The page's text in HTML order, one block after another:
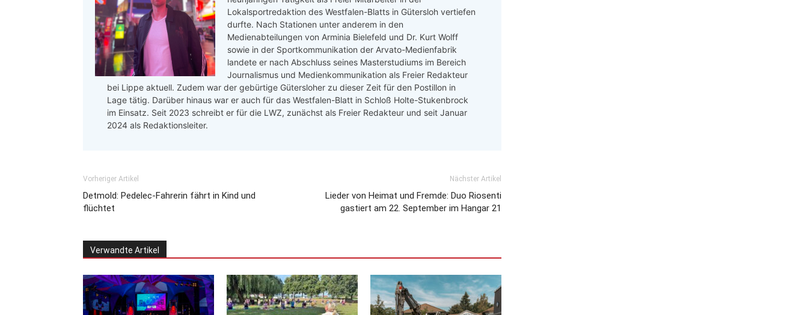
Lokalsportredaktion des Westfalen-Blatts in Gütersloh vertiefen
durfte. Nach Stationen unter anderem in den
Medienabteilungen von Arminia Bielefeld und Dr. Kurt Wolff
sowie in der Sportkommunikation der Arvato-Medienfabrik
landete er nach Abschluss seines Masterstudiums im Bereich
Journalismus und Medienkommunikation als Freier Redakteur
bei Lippe aktuell. Zudem war der gebürtige Gütersloher zu dieser Zeit für den Postillon in
Lage tätig. Darüber hinaus war er auch für das Westfalen-Blatt in Schloß Holte-Stukenbrock
im Einsatz. Seit 2023 schreibt er für die LWZ, zunächst als Freier Redakteur und seit Januar
2024 als Redaktionsleiter.
Vorheriger Artikel
Detmold: Pedelec-Fahrerin fährt in Kind und
flüchtet
Nächster Artikel
Lieder von Heimat und Fremde: Duo Riosenti
gastiert am 22. September im Hangar 21
Verwandte Artikel